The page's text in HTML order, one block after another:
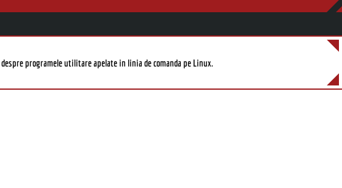
programele utilitare apelate in linia de comanda pe Linux.